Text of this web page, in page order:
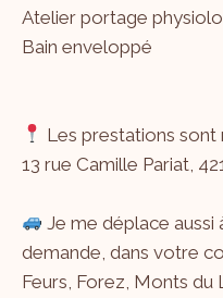
Atelier portage
Bain enveloppé
Les prestations sont
13 rue Camille Pariat,
Je me déplace
demande, dans votre
Feurs, Forez, Monts du